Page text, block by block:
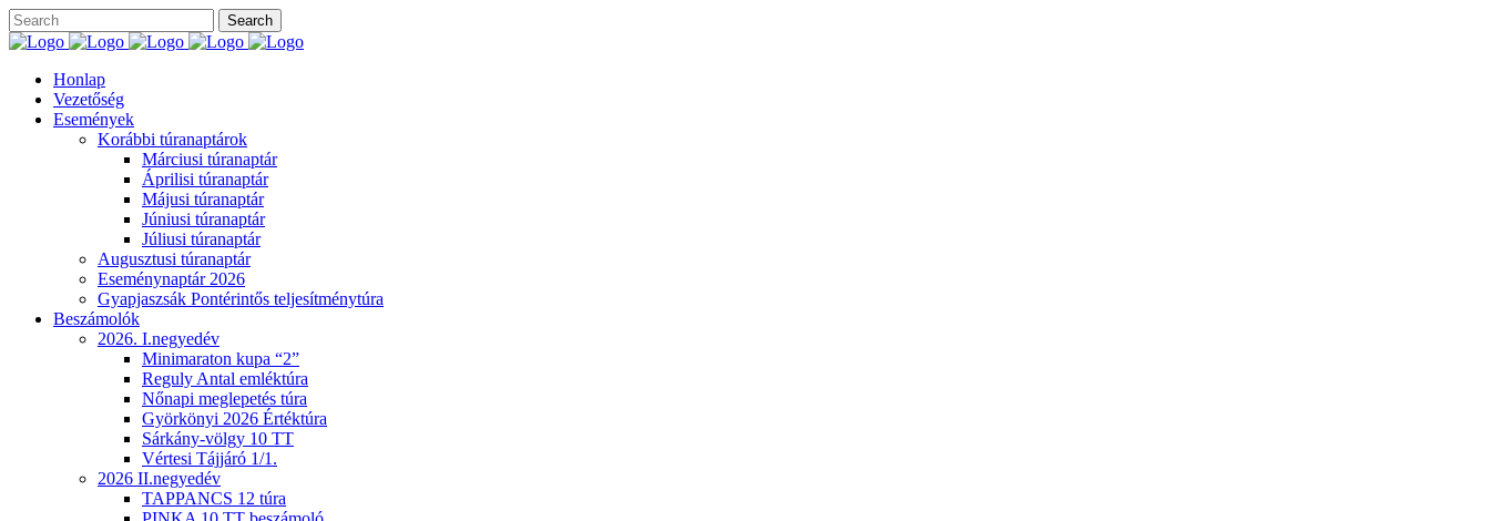
Honlap
Vezetőség
Események
Korábbi túranaptárok
Márciusi túranaptár
Áprilisi túranaptár
Májusi túranaptár
Júniusi túranaptár
Júliusi túranaptár
Augusztusi túranaptár
Eseménynaptár 2026
Gyapjaszsák Pontérintős teljesítménytúra
Beszámolók
2026. I.negyedév
Minimaraton kupa “2”
Reguly Antal emléktúra
Nőnapi meglepetés túra
Györkönyi 2026 Értéktúra
Sárkány-völgy 10 TT
Vértesi Tájjáró 1/1.
2026 II.negyedév
TAPPANCS 12 túra